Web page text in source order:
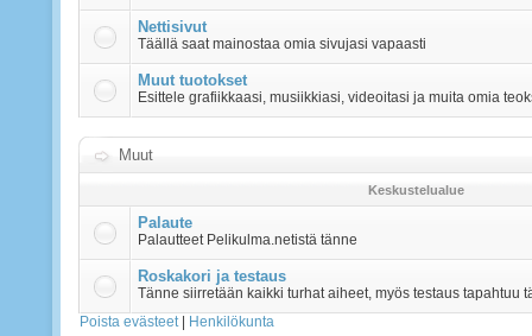
Nettisivut
Täällä saat mainostaa omia sivujasi vapaasti
Muut tuotokset
Esittele grafiikkaasi, musiikkiasi, videoitasi ja muita omia
Muut
Keskustelualue
Palaute
Palautteet Pelikulma.netistä tänne
Roskakori ja testaus
Tänne siirretään kaikki turhat aiheet, myös testaus tapahtuu
Poista evästeet| Henkilökunta